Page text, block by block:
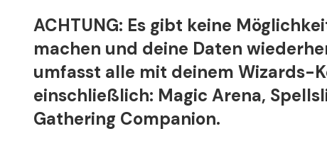
ACHTUNG: Es gibt keine
machen und deine Daten
umfasst alle mit deinem Wizards-
einschließlich: Magic Arena,
Gathering Companion.